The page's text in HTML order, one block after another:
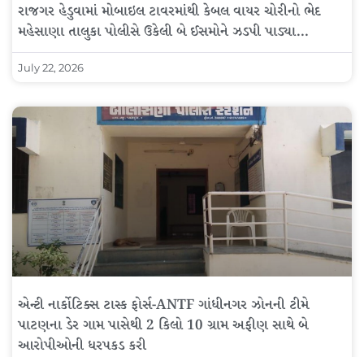
રાજગર હેડુવામાં મોબાઇલ ટાવરમાંથી કેબલ વાયર ચોરીનો ભેદ
મહેસાણા તાલુકા પોલીસે ઉકેલી બે ઈસમોને ઝડપી પાડ્યા…
July 22, 2026
એન્ટી નાર્કોટિક્સ ટાસ્ક ફોર્સ-ANTF ગાંધીનગર ઝોનની ટીમે
પાટણના ડેર ગામ પાસેથી 2 કિલો 10 ગ્રામ અફીણ સાથે બે
આરોપીઓની ધરપકડ કરી